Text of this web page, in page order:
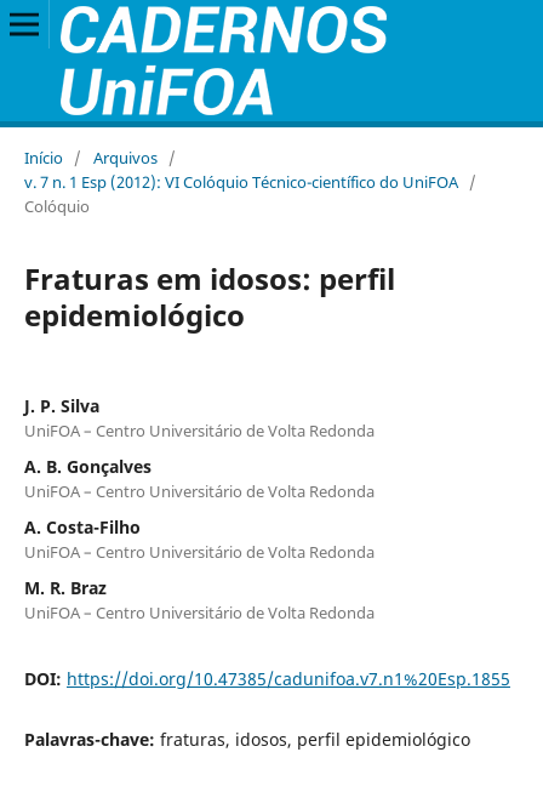
Início / Arquivos /
v. 7 n. 1 Esp (2012): VI Colóquio Técnico-científico do UniFOA /
Colóquio
Fraturas em idosos: perfil
epidemiológico
J. P. Silva
UniFOA – Centro Universitário de Volta Redonda
A. B. Gonçalves
UniFOA – Centro Universitário de Volta Redonda
A. Costa-Filho
UniFOA – Centro Universitário de Volta Redonda
M. R. Braz
UniFOA – Centro Universitário de Volta Redonda
DOI: https://doi.org/10.47385/cadunifoa.v7.n1%20Esp.1855
Palavras-chave: fraturas, idosos, perfil epidemiológico